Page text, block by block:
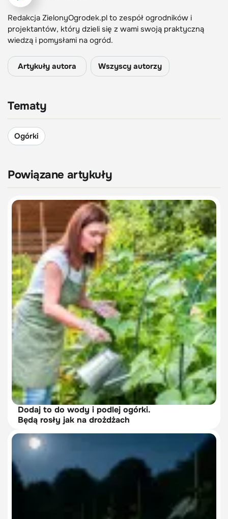
Redakcja ZielonyOgrodek.pl to zespół ogrodników i
projektantów, który dzieli się z wami swoją praktyczną
wiedzą i pomysłami na ogród.
Artykuły autora Wszyscy autorzy
Tematy
Ogórki
Powiązane artykuły
Dodaj to do wody i podlej ogórki.
Będą rosły jak na drożdżach